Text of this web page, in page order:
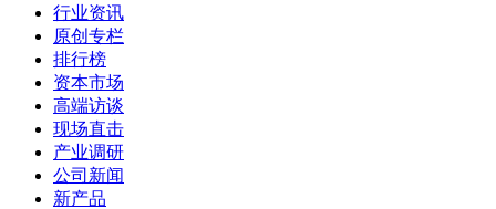
行业资讯
原创专栏
排行榜
资本市场
高端访谈
现场直击
产业调研
公司新闻
新产品